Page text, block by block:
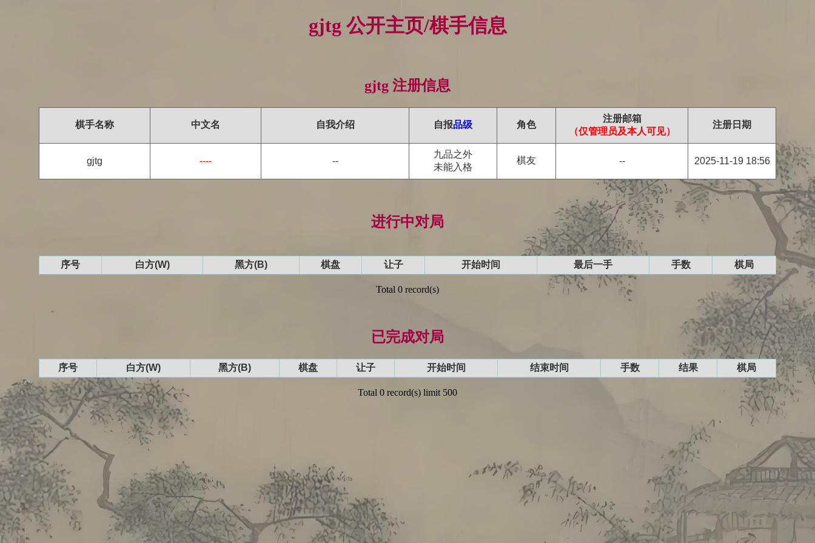
gjtg 公开主页/棋手信息
gjtg 注册信息
棋手名称 中文名 自我介绍 自报品级 角色
注册邮箱
（仅管理员及本人可见）
注册日期
gjtg ---- --
九品之外
未能入格
棋友 -- 2025-11-19 18:56
进行中对局
序号 白方(W) 黑方(B) 棋盘 让子 开始时间 最后一手 手数 棋局
Total 0 record(s)
已完成对局
序号 白方(W) 黑方(B) 棋盘 让子 开始时间 结束时间 手数 结果 棋局
Total 0 record(s) limit 500